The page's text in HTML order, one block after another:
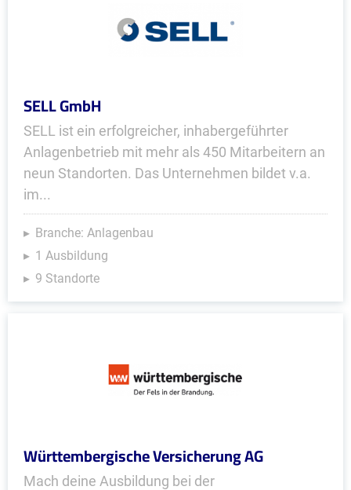
SELL GmbH
SELL ist ein erfolgreicher, inhabergeführter
Anlagenbetrieb mit mehr als 450 Mitarbeitern an
neun Standorten. Das Unternehmen bildet v.a.
im...
Branche: Anlagenbau
1 Ausbildung
9 Standorte
Württembergische Versicherung AG
Mach deine Ausbildung bei der